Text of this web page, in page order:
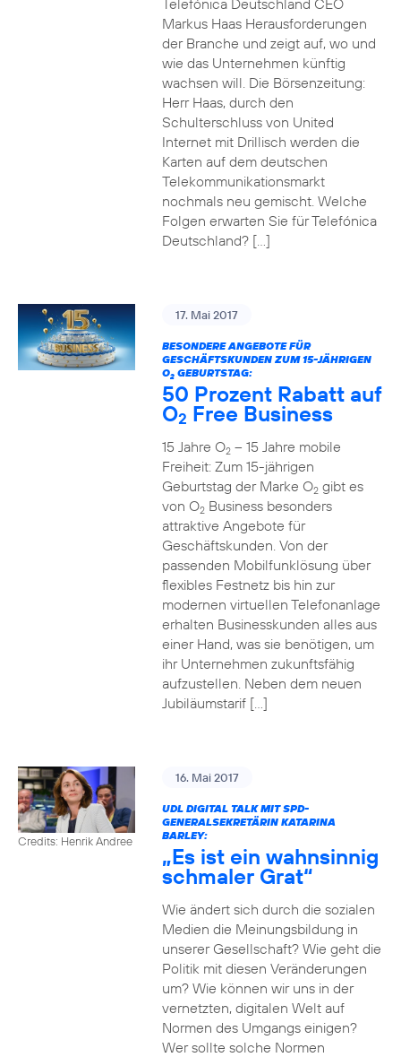
Telefónica Deutschland CEO
Markus Haas Herausforderungen
der Branche und zeigt auf, wo und
wie das Unternehmen künftig
wachsen will. Die Börsenzeitung:
Herr Haas, durch den
Schulterschluss von United
Internet mit Drillisch werden die
Karten auf dem deutschen
Telekommunikationsmarkt
nochmals neu gemischt. Welche
Folgen erwarten Sie für Telefónica
Deutschland? […]
17. Mai 2017
BESONDERE ANGEBOTE FÜR
GESCHÄFTSKUNDEN ZUM 15-JÄHRIGEN
O2GEBURTSTAG:
50 Prozent Rabatt auf
O2 Free Business
15 Jahre O2– 15 Jahre mobile
Freiheit: Zum 15-jährigen
Geburtstag der Marke O2gibt es
von O2Business besonders
attraktive Angebote für
Geschäftskunden. Von der
passenden Mobilfunklösung über
flexibles Festnetz bis hin zur
modernen virtuellen Telefonanlage
erhalten Businesskunden alles aus
einer Hand, was sie benötigen, um
ihr Unternehmen zukunftsfähig
aufzustellen. Neben dem neuen
Jubiläumstarif […]
Credits: Henrik Andree
16. Mai 2017
UDL DIGITAL TALK MIT SPD-
GENERALSEKRETÄRIN KATARINA
BARLEY:
„Es ist ein wahnsinnig
schmaler Grat“
Wie ändert sich durch die sozialen
Medien die Meinungsbildung in
unserer Gesellschaft? Wie geht die
Politik mit diesen Veränderungen
um? Wie können wir uns in der
vernetzten, digitalen Welt auf
Normen des Umgangs einigen?
Wer sollte solche Normen